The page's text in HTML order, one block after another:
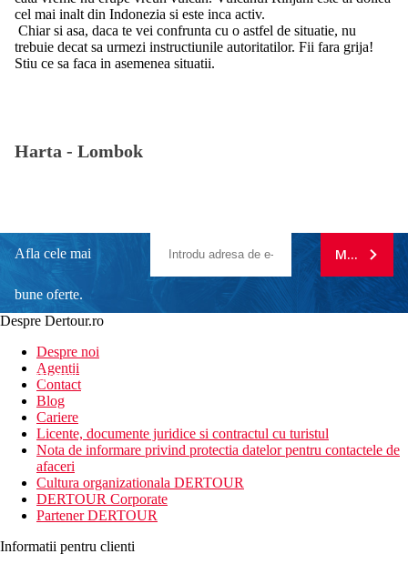
cel mai inalt din Indonezia si este inca activ.
Chiar si asa, daca te vei confrunta cu o astfel de situatie, nu
trebuie decat sa urmezi instructiunile autoritatilor. Fii fara grija!
Stiu ce sa faca in asemenea situatii.
Harta - Lombok
Afla cele mai
bune oferte.
newsletter!
MA
Despre Dertour.ro
Despre noi
Agentii
Contact
Blog
Cariere
Licente, documente juridice si contractul cu turistul
Nota de informare privind protectia datelor pentru contactele de
afaceri
Cultura organizationala DERTOUR
DERTOUR Corporate
Partener DERTOUR
Informatii pentru clienti